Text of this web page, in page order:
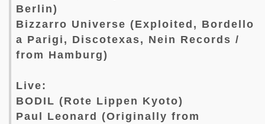
Berlin)
Bizzarro Universe (Exploited, Bordello
a Parigi, Discotexas, Nein Records /
from Hamburg)
Live:
BODIL (Rote Lippen Kyoto)
Paul Leonard (Originally from